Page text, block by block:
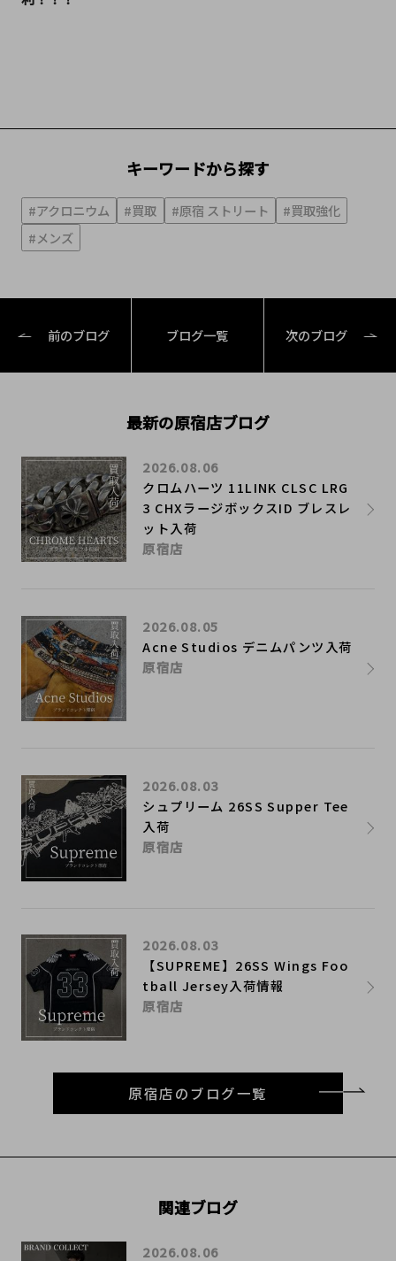
キーワードから探す
#アクロニウム #買取 #原宿 ストリート
#買取強化
#メンズ
前のブログ ブログ一覧 次のブログ
最新の原宿店ブログ
クロムハーツ 11LINK CLSC LRG
3 CHXラージボックスID ブレスレ
ット入荷
2026.08.06
原宿店
Acne Studios デニムパンツ入荷
2026.08.05
原宿店
シュプリーム 26SS Supper Tee
入荷
2026.08.03
原宿店
【SUPREME】26SS Wings Foo
tball Jersey入荷情報
2026.08.03
原宿店
原宿店のブログ一覧
関連ブログ
2026.08.06